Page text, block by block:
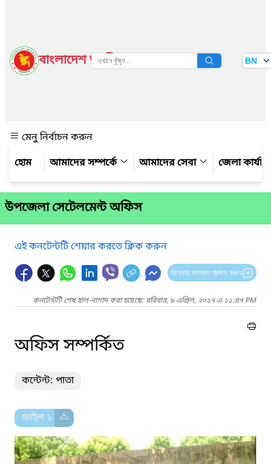
বাংলাদেশ জাতীয় তথ্য বাতায়ন BN
মেনু নির্বাচন করুন
আমাদের সম্পর্কে
আমাদের সেবা জেলা
উপজেলা সেটেলমেন্ট অফিস
এই কনটেন্টটি শেয়ার করতে ক্লিক করুন
আপনার মতামত প্রদান করুন
কনটেন্টটি শেষ হাল-নাগাদ করা হয়েছে: রবিবার, ৯ এপ্রিল, ২০১৭ এ ১১:৪৭ PM
অফিস সম্পর্কিত
কন্টেন্ট: পাতা
ফাইল ১